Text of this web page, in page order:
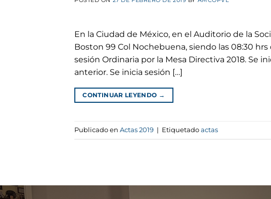
En la Ciudad de México, en el Auditorio de la
Boston 99 Col Nochebuena, siendo las 08:30
sesión Ordinaria por la Mesa Directiva 2018. Se
anterior. Se inicia sesión […]
CONTINUAR LEYENDO →
Publicado en Actas 2019 | Etiquetado actas